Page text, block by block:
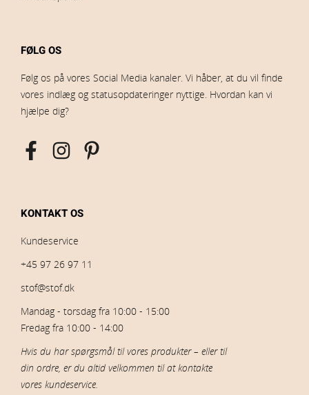
FØLG OS
Følg os på vores Social Media kanaler. Vi håber, at du vil finde
vores indlæg og statusopdateringer nyttige. Hvordan kan vi
hjælpe dig?
KONTAKT OS
Kundeservice
+45 97 26 97 11
stof@stof.dk
Mandag - torsdag fra 10:00 - 15:00
Fredag fra 10:00 - 14:00
Hvis du har spørgsmål til vores produkter – eller til
din ordre, er du altid velkommen til at kontakte
vores kundeservice.